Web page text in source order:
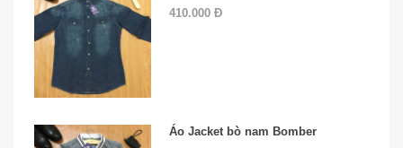
410.000 Đ
Áo Jacket bò nam Bomber